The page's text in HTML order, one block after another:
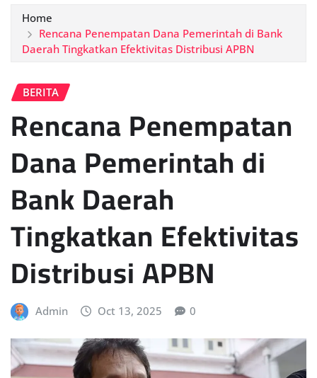
Home
Rencana Penempatan Dana Pemerintah di Bank
Daerah Tingkatkan Efektivitas Distribusi APBN
BERITA
Rencana Penempatan
Dana Pemerintah di
Bank Daerah
Tingkatkan Efektivitas
Distribusi APBN
Admin Oct 13, 2025 0